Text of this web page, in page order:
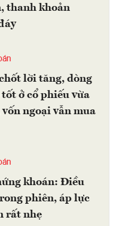
thanh khoản
lời tăng, dòng
ở cổ phiếu vừa
vốn ngoại vẫn mua
khoán: Điều
phiên, áp lực
rất nhẹ